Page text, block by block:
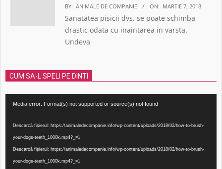
BY: ANIMALE DE COMPANIE ON: MARTIE 7, 2018
Sanatatea pisicii dvs. se poate schimba
drastic odata cu inaintarea in varsta.
Undeva
CUM SA-L SPELI PE DINTI
Media error: Format(s) not supported or source(s) not found
Descarcă fișierul: https://animaledecompanie.info/wp-content/uploads/2018/02/how-to-brush-
your-dogs-teeth_1000k.mp4?_=1
Descarcă fișierul: https://animaledecompanie.info/wp-content/uploads/2018/02/how-to-brush-
your-dogs-teeth_1000k.mp4?_=1